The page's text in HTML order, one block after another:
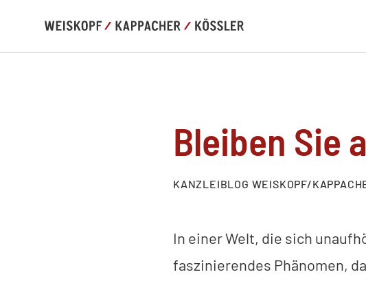
Bleiben Sie
KANZLEIBLOG WEISKOPF/
In einer Welt, die sich
faszinierendes Phänomen,